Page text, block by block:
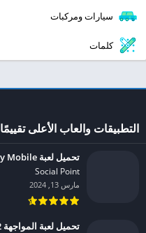
سيارات ومركبات
كلمات
التطبيقات والعاب الأعلى تقييمًا
تحميل لعبة Dragon City Mobile مهكرة للاندرويد 2024
Social Point‏
مارس 13, 2024
تحميل لعبة المواجهة 2 مهكرة للاندرويد 2024